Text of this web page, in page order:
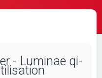
- Luminae qi-